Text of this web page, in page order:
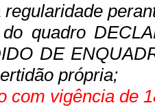
quadro
DE
própria;
com vigência de